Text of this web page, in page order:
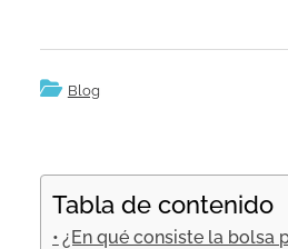
Blog
Tabla de contenido
¿En qué consiste la bolsa